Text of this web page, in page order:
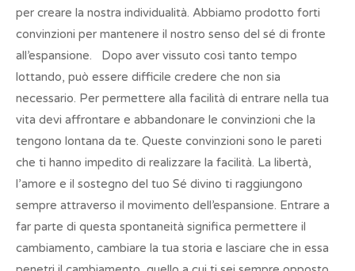
per creare la nostra individualità. Abbiamo prodotto forti
convinzioni per mantenere il nostro senso del sé di fronte
all’espansione. Dopo aver vissuto così tanto tempo
lottando, può essere difficile credere che non sia
necessario. Per permettere alla facilità di entrare nella tua
vita devi affrontare e abbandonare le convinzioni che la
tengono lontana da te. Queste convinzioni sono le pareti
che ti hanno impedito di realizzare la facilità. La libertà,
l’amore e il sostegno del tuo Sé divino ti raggiungono
sempre attraverso il movimento dell’espansione. Entrare a
far parte di questa spontaneità significa permettere il
cambiamento, cambiare la tua storia e lasciare che in essa